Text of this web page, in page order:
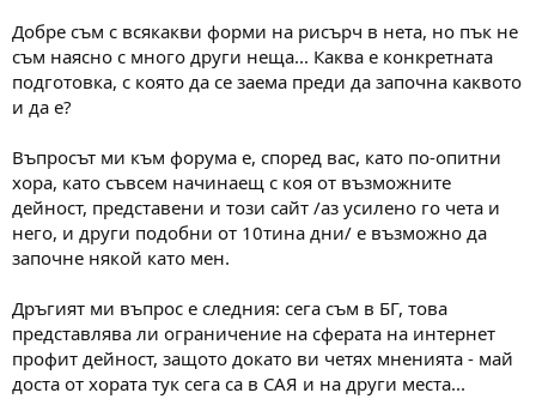
Добре съм с всякакви форми на рисърч в нета, но пък не
съм наясно с много други неща... Каква е конкретната
подготовка, с която да се заема преди да започна каквото
и да е?
Въпросът ми към форума е, според вас, като по-опитни
хора, като съвсем начинаещ с коя от възможните
дейност, представени и този сайт /аз усилено го чета и
него, и други подобни от 10тина дни/ е възможно да
започне някой като мен.
Дръгият ми въпрос е следния: сега съм в БГ, това
представлява ли ограничение на сферата на интернет
профит дейност, защото докато ви четях мненията - май
доста от хората тук сега са в САЯ и на други места...